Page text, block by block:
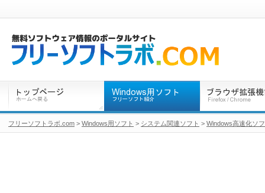
フリーソフトラボ.com > Windows用ソフト > システム関連ソフト > Windows高速化ソ